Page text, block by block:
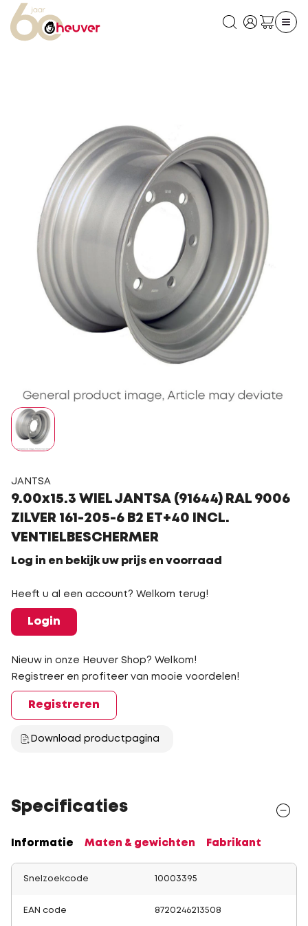
JANTSA
9.00x15.3 WIEL JANTSA (91644) RAL 9006
ZILVER 161-205-6 B2 ET+40 INCL.
VENTIELBESCHERMER
Log in en bekijk uw prijs en voorraad
Heeft u al een account? Welkom terug!
Login
Nieuw in onze Heuver Shop? Welkom!
Registreer en profiteer van mooie voordelen!
Registreren
Download productpagina
Specificaties
Informatie Maten & gewichten Fabrikant
Snelzoekcode 10003395
EAN code 8720246213508